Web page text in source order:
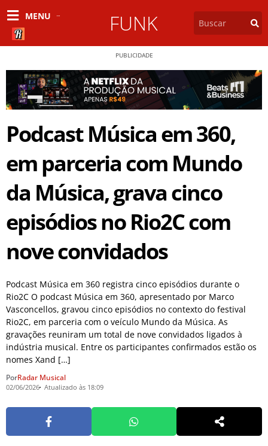
MENU FUNK
PUBLICIDADE
Podcast Música em 360,
em parceria com Mundo
da Música, grava cinco
episódios no Rio2C com
nove convidados
Podcast Música em 360 registra cinco episódios durante o
Rio2C O podcast Música em 360, apresentado por Marco
Vasconcellos, gravou cinco episódios no contexto do festival
Rio2C, em parceria com o veículo Mundo da Música. As
gravações reuniram um total de nove convidados ligados à
indústria musical. Entre os participantes confirmados estão os
nomes Xand […]
PorRadar Musical
02/06/2026 Atualizado às 18:09